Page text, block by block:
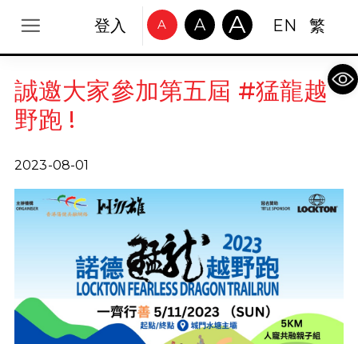
登入 A A A EN 繁
誠邀大家參加第五屆 #猛龍越
野跑 !
2023-08-01